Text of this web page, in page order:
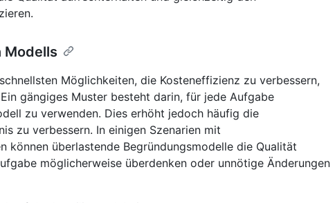
Modells
Möglichkeiten, die Kosteneffizienz zu verbessern,
gängiges Muster besteht darin, für jede Aufgabe
zu verwenden. Dies erhöht jedoch häufig die
zu verbessern. In einigen Szenarien mit
können überlastende Begründungsmodelle die Qualität
möglicherweise überdenken oder unnötige Änderungen